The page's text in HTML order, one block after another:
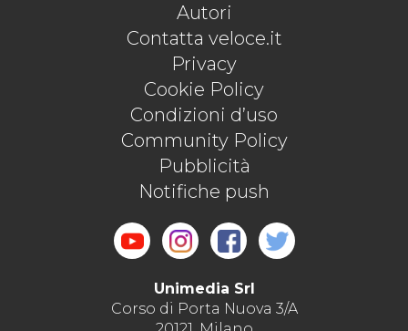
Autori
Contatta veloce.it
Privacy
Cookie Policy
Condizioni d’uso
Community Policy
Pubblicità
Notifiche push
Unimedia Srl
Corso di Porta Nuova 3/A